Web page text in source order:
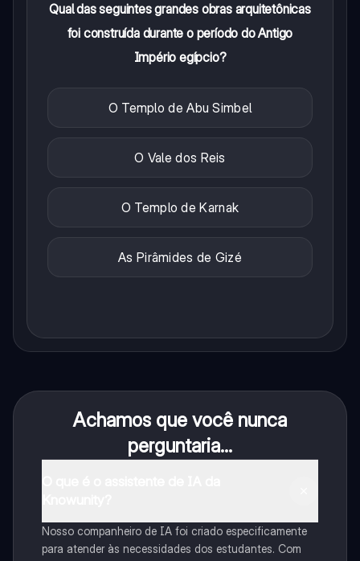
Qual das seguintes grandes obras arquitetônicas
foi construída durante o período do Antigo
Império egípcio?
O Templo de Abu Simbel
O Vale dos Reis
O Templo de Karnak
As Pirâmides de Gizé
Achamos que você nunca
perguntaria...
Nosso companheiro de IA foi criado especificamente
para atender às necessidades dos estudantes. Com